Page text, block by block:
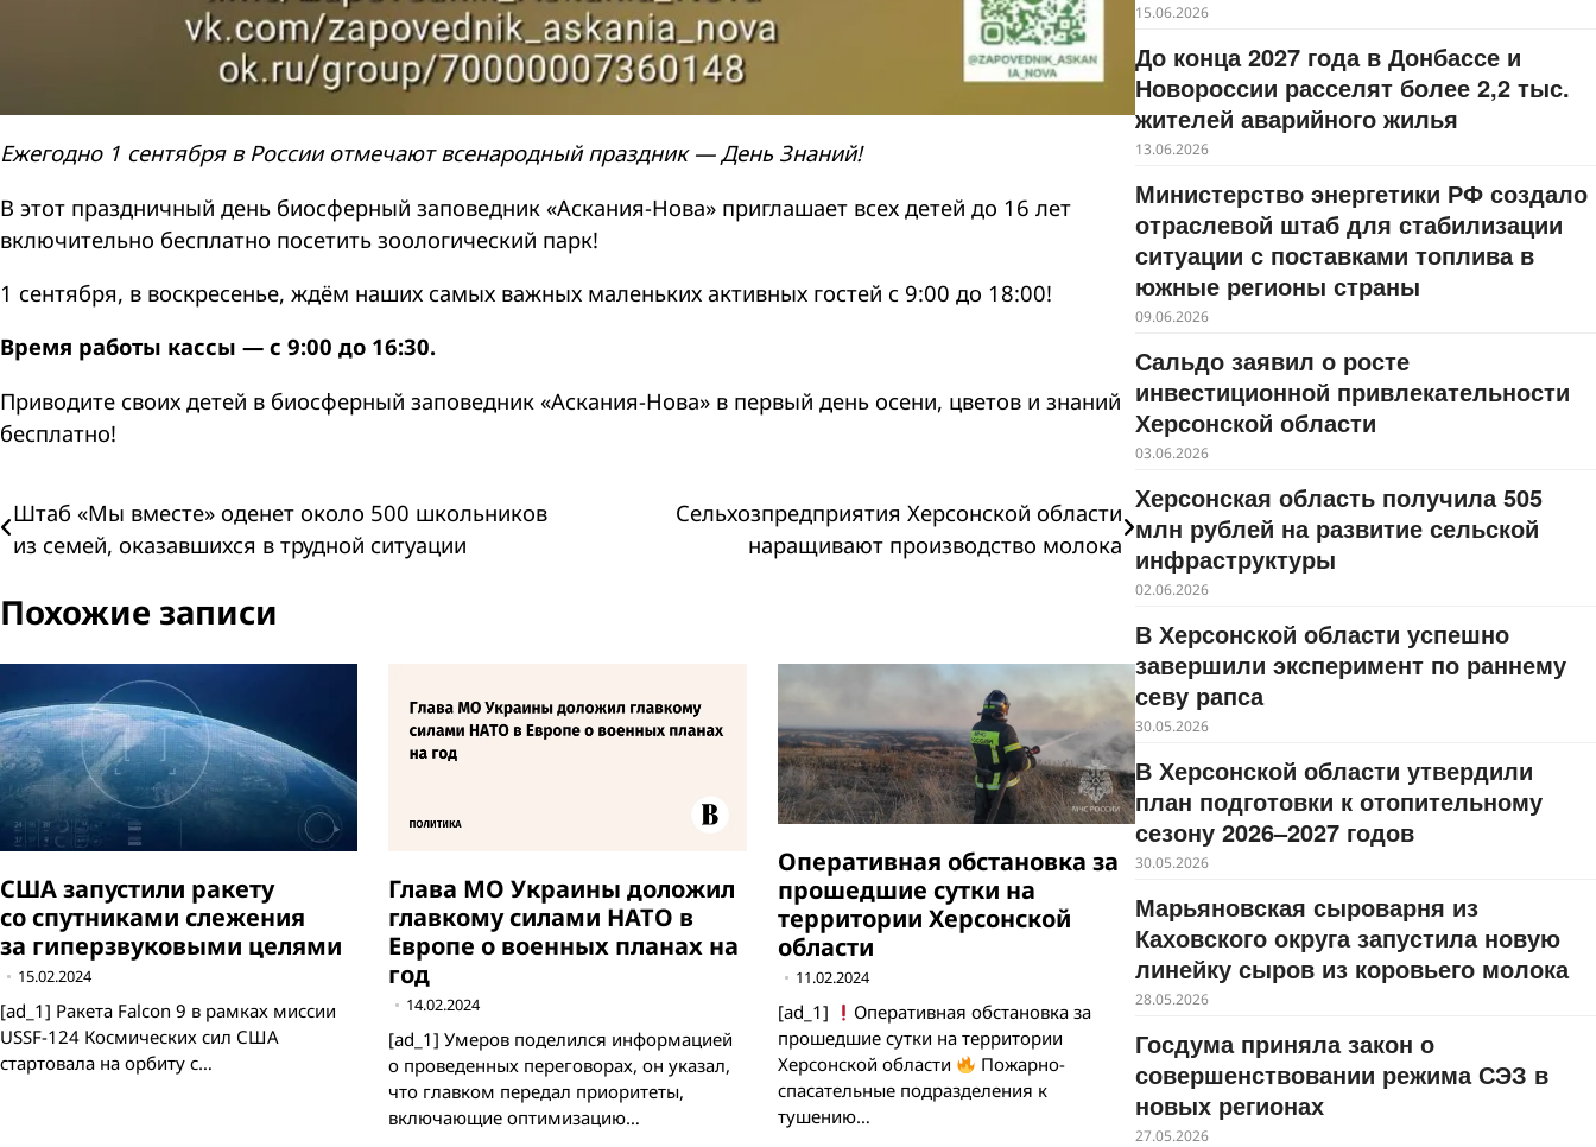
Ежегодно 1 сентября в России отмечают всенародный праздник — День Знаний!
В этот праздничный день биосферный заповедник «Аскания-Нова» приглашает всех детей до 16 лет
включительно бесплатно посетить зоологический парк!
1 сентября, в воскресенье, ждём наших самых важных маленьких активных гостей с 9:00 до 18:00!
Время работы кассы — с 9:00 до 16:30.
Приводите своих детей в биосферный заповедник «Аскания-Нова» в первый день осени, цветов и знаний
бесплатно!
Навигация
по
записям
Штаб «Мы вместе» оденет около 500 школьников
из семей, оказавшихся в трудной ситуации
Сельхозпредприятия Херсонской области
наращивают производство молока
Похожие записи
США запустили ракету
со спутниками слежения
за гиперзвуковыми целями
15.02.2024
[ad_1] Ракета Falcon 9 в рамках миссии
USSF-124 Космических сил США
стартовала на орбиту с…
Глава МО Украины доложил
главкому силами НАТО в
Европе о военных планах на
год
14.02.2024
[ad_1] Умеров поделился информацией
о проведенных переговорах, он указал,
что главком передал приоритеты,
включающие оптимизацию…
Оперативная обстановка за
прошедшие сутки на
территории Херсонской
области
11.02.2024
[ad_1]
Оперативная обстановка за
прошедшие сутки на территории
Херсонской области
Пожарно-
спасательные подразделения к
тушению…
15.06.2026
До конца 2027 года в Донбассе и
Новороссии расселят более 2,2 тыс.
жителей аварийного жилья
13.06.2026
Министерство энергетики РФ создало
отраслевой штаб для стабилизации
ситуации с поставками топлива в
южные регионы страны
09.06.2026
Сальдо заявил о росте
инвестиционной привлекательности
Херсонской области
03.06.2026
Херсонская область получила 505
млн рублей на развитие сельской
инфраструктуры
02.06.2026
В Херсонской области успешно
завершили эксперимент по раннему
севу рапса
30.05.2026
В Херсонской области утвердили
план подготовки к отопительному
сезону 2026–2027 годов
30.05.2026
Марьяновская сыроварня из
Каховского округа запустила новую
линейку сыров из коровьего молока
28.05.2026
Госдума приняла закон о
совершенствовании режима СЭЗ в
новых регионах
27.05.2026